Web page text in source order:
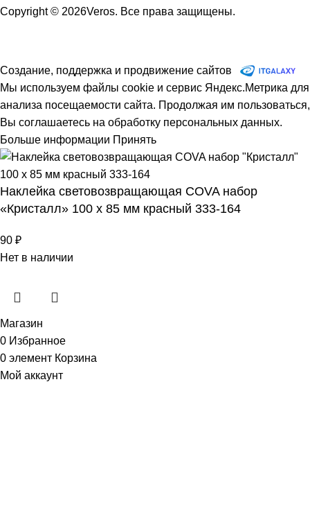
Copyright © 2026Veros. Все права защищены.
Создание, поддержка и продвижение сайтов
Мы используем файлы cookie и сервис Яндекс.Метрика для
анализа посещаемости сайта. Продолжая им пользоваться,
Вы соглашаетесь на обработку персональных данных.
Больше информации Принять
Наклейка световозвращающая COVA набор
«Кристалл» 100 х 85 мм красный 333-164
90 ₽
Нет в наличии
Магазин
0 Избранное
0 элемент Корзина
Мой аккаунт